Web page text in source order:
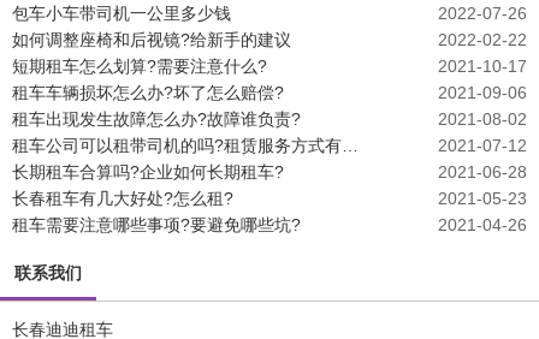
包车小车带司机一公里多少钱
2022-07-26
如何调整座椅和后视镜?给新手的建议
2022-02-22
短期租车怎么划算?需要注意什么?
2021-10-17
租车车辆损坏怎么办?坏了怎么赔偿?
2021-09-06
租车出现发生故障怎么办?故障谁负责?
2021-08-02
2021-07-12
长期租车合算吗?企业如何长期租车?
2021-06-28
长春租车有几大好处?怎么租?
2021-05-23
租车需要注意哪些事项?要避免哪些坑?
2021-04-26
联系我们
长春迪迪租车